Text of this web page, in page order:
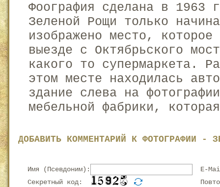
Фоография сделана в 1963
Зеленой Рощи только
изображено место,
выезде с Октябрьского
какого то супермаркета.
этом месте находилась
здание слева на
мебельной фабрики,
ДОБАВИТЬ КОММЕНТАРИЙ К ФОТОГРАФИИ -
Имя (Псевдоним):
E-
Секретный код: